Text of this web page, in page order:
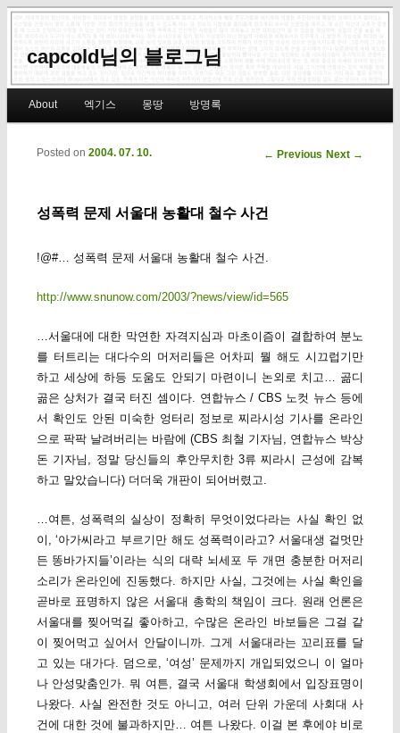
capcold님의 블로그님
Skip to primary content
Skip to secondary content
About 엑기스 몽땅 방명록
Post navigation
← Previous Next →
성폭력 문제 서울대 농활대 철수 사건
Posted on 2004. 07. 10.
!@#… 성폭력 문제 서울대 농활대 철수 사건.
http://www.snunow.com/2003/?news/view/id=565
…서울대에 대한 막연한 자격지심과 마초이즘이 결합하여 분노
를 터트리는 대다수의 머저리들은 어차피 뭘 해도 시끄럽기만
하고 세상에 하등 도움도 안되기 마련이니 논외로 치고… 곪디
곪은 상처가 결국 터진 셈이다. 연합뉴스 / CBS 노컷 뉴스 등에
서 확인도 안된 미숙한 엉터리 정보로 찌라시성 기사를 온라인
으로 팍팍 날려버리는 바람에 (CBS 최철 기자님, 연합뉴스 박상
돈 기자님, 정말 당신들의 후안무치한 3류 찌라시 근성에 감복
하고 말았습니다) 더더욱 개판이 되어버렸고.
…여튼, 성폭력의 실상이 정확히 무엇이었다라는 사실 확인 없
이, ‘아가씨라고 부르기만 해도 성폭력이라고? 서울대생 겉멋만
든 똥바가지들’이라는 식의 대략 뇌세포 두 개면 충분한 머저리
소리가 온라인에 진동했다. 하지만 사실, 그것에는 사실 확인을
곧바로 표명하지 않은 서울대 총학의 책임이 크다. 원래 언론은
서울대를 찢어먹길 좋아하고, 수많은 온라인 바보들은 그걸 같
이 찢어먹고 싶어서 안달이니까. 그게 서울대라는 꼬리표를 달
고 있는 대가다. 덤으로, ‘여성’ 문제까지 개입되었으니 이 얼마
나 안성맞춤인가. 뭐 여튼, 결국 서울대 학생회에서 입장표명이
나왔다. 사실 완전한 것도 아니고, 여러 단위 가운데 사회대 사
건에 대한 것에 불과하지만… 여튼 나왔다. 이걸 본 후에야 비로